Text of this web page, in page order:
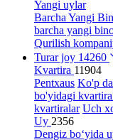
Yangi uylar
Barcha Yangi
barcha yangi
Qurilish
Turar joy 14260
Kvartira 11904
Pentxaus Ko'p
bo'yidagi
kvartiralar Uch
Uy 2356
Dengiz bo‘yida